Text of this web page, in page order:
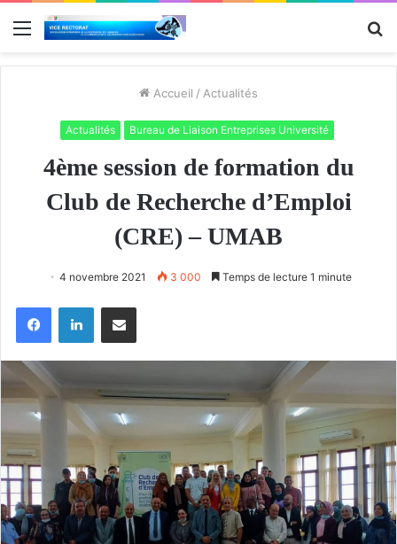
Menu
Accueil / Actualités
Actualités Bureau de Liaison Entreprises Université
4ème session de formation du
Club de Recherche d’Emploi
(CRE) – UMAB
4 novembre 2021 3 000 Temps de lecture 1 minute
FacebookLinkedinPartager par email